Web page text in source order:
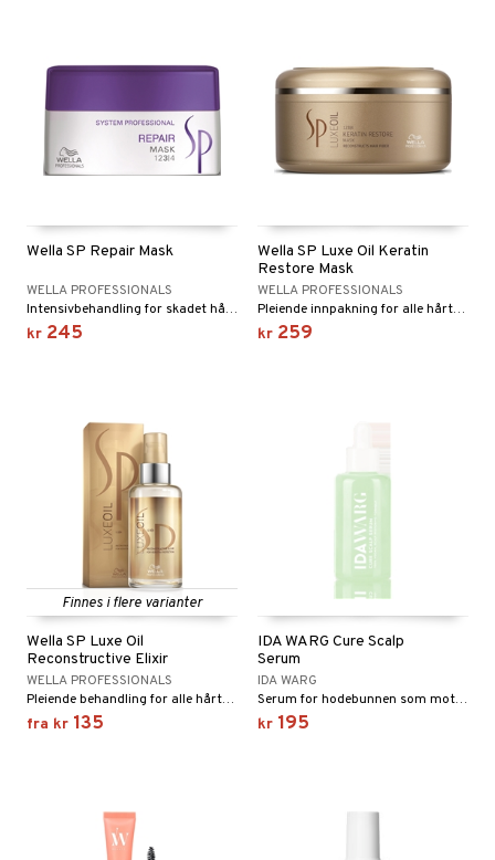
Wella SP Repair Mask
WELLA PROFESSIONALS
Intensivbehandling for skadet hår fra Wella SP
kr 245
Wella SP Luxe Oil Keratin
Restore Mask
WELLA PROFESSIONALS
Pleiende innpakning for alle hårtyper fra Wella SP.
kr 259
Finnes i flere varianter
Wella SP Luxe Oil
Reconstructive Elixir
WELLA PROFESSIONALS
Pleiende behandling for alle hårtyper.
fra kr 135
IDA WARG Cure Scalp
Serum
IDA WARG
Serum for hodebunnen som motvirker tørrhet, irritasjon og flass
kr 195